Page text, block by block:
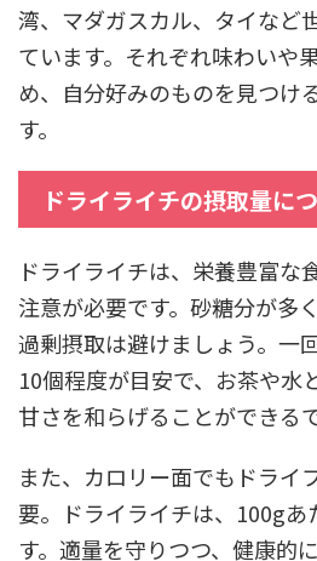
湾、マダガスカル、タイなど
ています。それぞれ味わいや
め、自分好みのものを見つけ
す。
ドライライチの摂取量に
ドライライチは、栄養豊富な
注意が必要です。砂糖分が多
過剰摂取は避けましょう。一
10個程度が目安で、お茶や水
甘さを和らげることができる
また、カロリー面でもドライ
要。ドライライチは、100g
す。適量を守りつつ、健康的